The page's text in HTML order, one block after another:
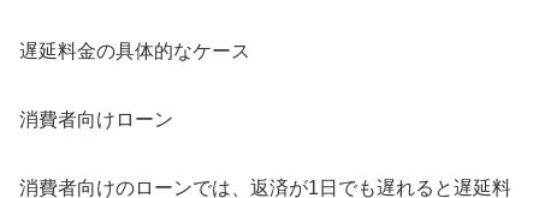
遅延料金の具体的なケース
消費者向けローン
消費者向けのローンでは、返済が1日でも遅れると遅延料